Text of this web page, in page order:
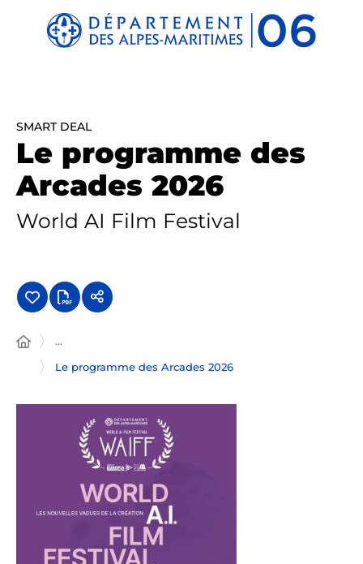
Panneau de gestion des cookies
SMART DEAL
Le programme des
Arcades 2026
World AI Film Festival
...
Le programme des Arcades 2026